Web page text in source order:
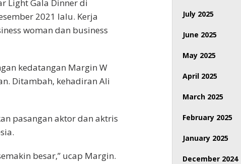
Light Gala Dinner di
2021 lalu. Kerja
woman dan business
kedatangan Margin W
Ditambah, kehadiran Ali
pasangan aktor dan aktris
besar,” ucap Margin.
July 2025
June 2025
May 2025
April 2025
March 2025
February 2025
January 2025
December 2024